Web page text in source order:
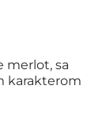
merlot, sa
karakterom